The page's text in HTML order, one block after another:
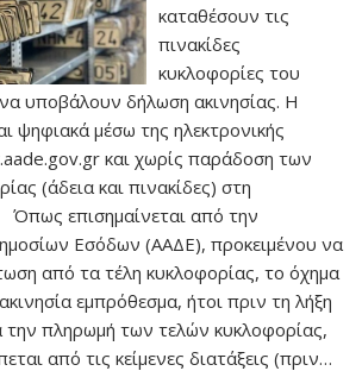
καταθέσουν τις
πινακίδες
κυκλοφορίες του
υποβάλουν δήλωση ακινησίας. Η
ψηφιακά μέσω της ηλεκτρονικής
και χωρίς παράδοση των
(άδεια και πινακίδες) στη
επισημαίνεται από την
Εσόδων (ΑΑΔΕ), προκειμένου να
από τα τέλη κυκλοφορίας, το όχημα
εμπρόθεσμα, ήτοι πριν τη λήξη
την πληρωμή των τελών κυκλοφορίας,
από τις κείμενες διατάξεις (πριν…